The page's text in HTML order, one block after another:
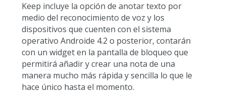
Keep incluye la opción de anotar texto por
medio del reconocimiento de voz y los
dispositivos que cuenten con el sistema
operativo Androide 4.2 o posterior, contarán
con un widget en la pantalla de bloqueo que
permitirá añadir y crear una nota de una
manera mucho más rápida y sencilla lo que le
hace único hasta el momento.